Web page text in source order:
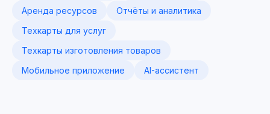
Аренда ресурсов
Отчёты и аналитика
Техкарты для услуг
Техкарты изготовления товаров
Мобильное приложение
AI-ассистент